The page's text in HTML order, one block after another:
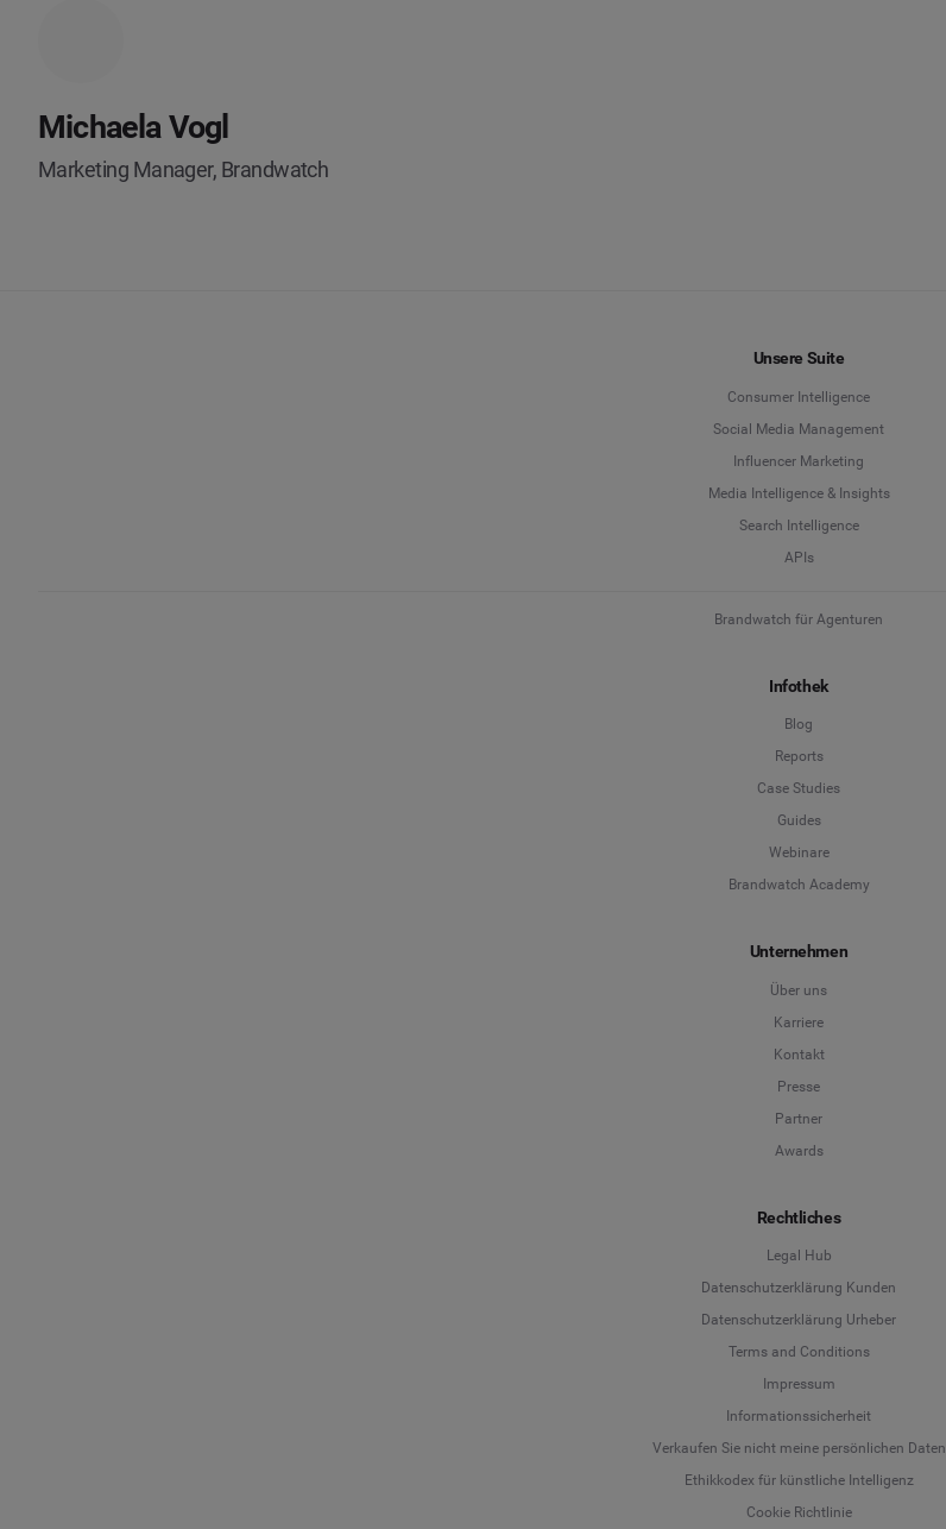
Michaela Vogl
Marketing Manager, Brandwatch
Unsere Suite
Consumer Intelligence
Social Media Management
Influencer Marketing
Media Intelligence & Insights
Search Intelligence
APIs
Brandwatch für Agenturen
Infothek
Blog
Reports
Case Studies
Guides
Webinare
Brandwatch Academy
Unternehmen
Über uns
Karriere
Kontakt
Presse
Partner
Awards
Rechtliches
Legal Hub
Datenschutzerklärung Kunden
Datenschutzerklärung Urheber
Terms and Conditions
Impressum
Informationssicherheit
Verkaufen Sie nicht meine persönlichen Daten
Ethikkodex für künstliche Intelligenz
Cookie Richtlinie
Deutsch
English